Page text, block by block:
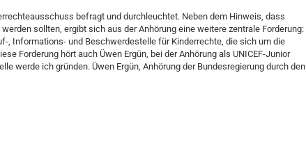
befragt und durchleuchtet. Neben dem Hinweis, dass
sollten, ergibt sich aus der Anhörung eine weitere zentrale Forderung:
, Informations- und Beschwerdestelle für Kinderrechte, die sich um die
Forderung hört auch Üwen Ergün, bei der Anhörung als UNICEF-Junior
werde ich gründen. Üwen Ergün, Anhörung der Bundesregierung durch den